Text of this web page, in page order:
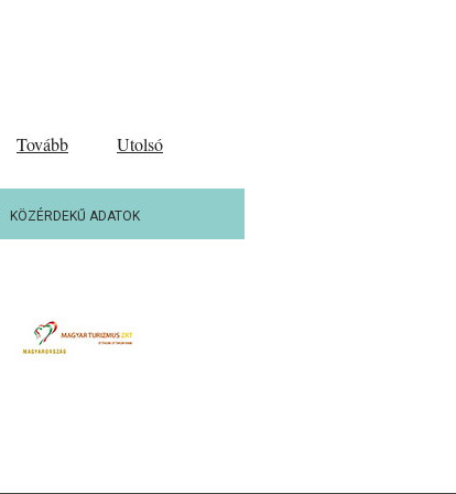
Tovább Utolsó
KÖZÉRDEKŰ ADATOK